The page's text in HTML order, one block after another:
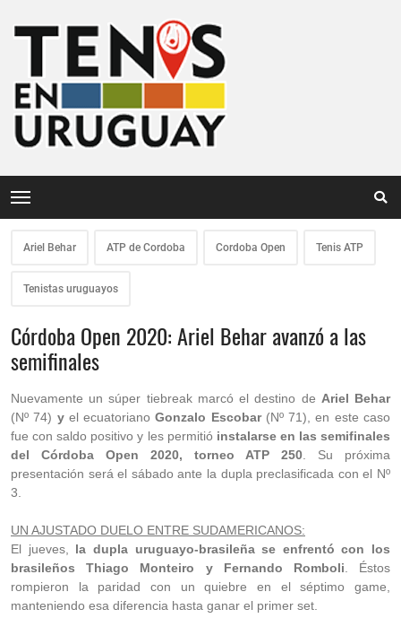
Ariel Behar ATP de Cordoba Cordoba Open Tenis ATP
Tenistas uruguayos
Córdoba Open 2020: Ariel Behar avanzó a las
semifinales
Nuevamente un súper tiebreak marcó el destino de Ariel Behar
(Nº 74) yel ecuatorianoGonzalo Escobar(Nº 71), en este caso
fue con saldo positivo y les permitió instalarse en las semifinales
del Córdoba Open 2020, torneo ATP 250 . Su próxima
presentación será el sábado ante la dupla preclasificada con el Nº
3.
UN AJUSTADO DUELO ENTRE SUDAMERICANOS:
El jueves, la dupla uruguayo-brasileña se enfrentó con los
brasileños Thiago Monteiro y Fernando Romboli . Éstos
rompieron la paridad con un quiebre en el séptimo game,
manteniendo esa diferencia hasta ganar el primer set.